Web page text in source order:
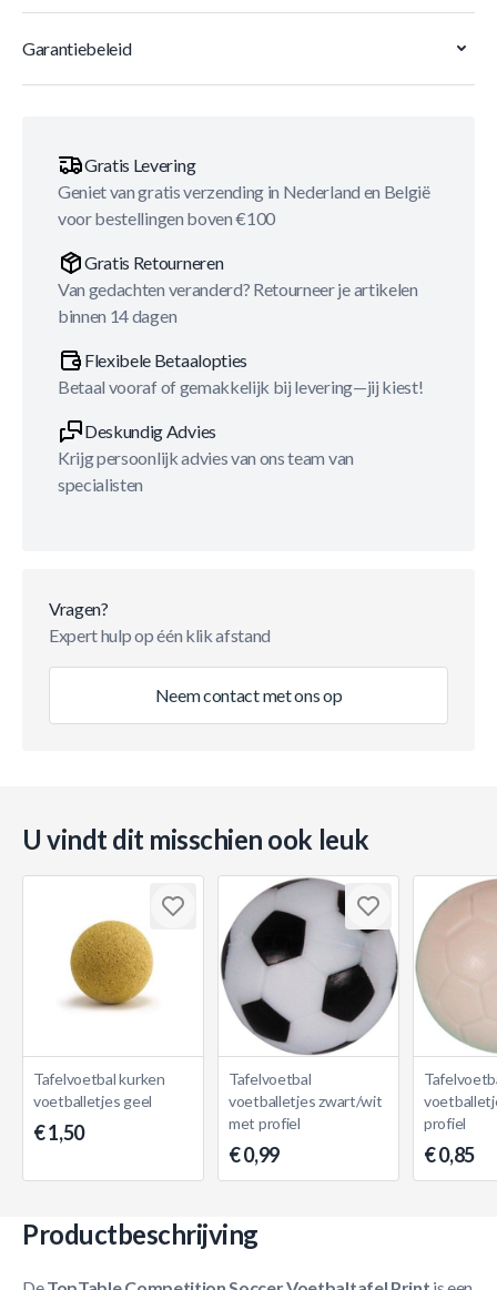
Garantiebeleid
Gratis Levering
Geniet van gratis verzending in Nederland en België
voor bestellingen boven €100
Gratis Retourneren
Van gedachten veranderd? Retourneer je artikelen
binnen 14 dagen
Flexibele Betaalopties
Betaal vooraf of gemakkelijk bij levering—jij kiest!
Deskundig Advies
Krijg persoonlijk advies van ons team van
specialisten
Vragen?
Expert hulp op één klik afstand
Neem contact met ons op
U vindt dit misschien ook leuk
Tafelvoetbal kurken
voetballetjes geel
€ 1,50
Tafelvoetbal
voetballetjes zwart/wit
met profiel
€ 0,99
profiel
€ 0,85
Productbeschrijving